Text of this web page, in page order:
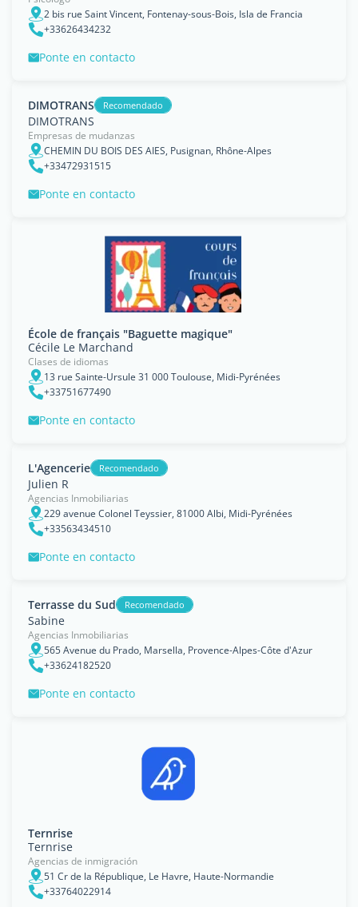
2 bis rue Saint Vincent, Fontenay-sous-Bois, Isla de Francia
+33626434232
Ponte en contacto
DIMOTRANS Recomendado
DIMOTRANS
Empresas de mudanzas
CHEMIN DU BOIS DES AIES, Pusignan, Rhône-Alpes
+33472931515
Ponte en contacto
École de français "Baguette magique"
Cécile Le Marchand
Clases de idiomas
13 rue Sainte-Ursule 31 000 Toulouse, Midi-Pyrénées
+33751677490
Ponte en contacto
L'Agencerie Recomendado
Julien R
Agencias Inmobiliarias
229 avenue Colonel Teyssier, 81000 Albi, Midi-Pyrénées
+33563434510
Ponte en contacto
Terrasse du Sud Recomendado
Sabine
Agencias Inmobiliarias
565 Avenue du Prado, Marsella, Provence-Alpes-Côte d'Azur
+33624182520
Ponte en contacto
Ternrise
Ternrise
Agencias de inmigración
51 Cr de la République, Le Havre, Haute-Normandie
+33764022914